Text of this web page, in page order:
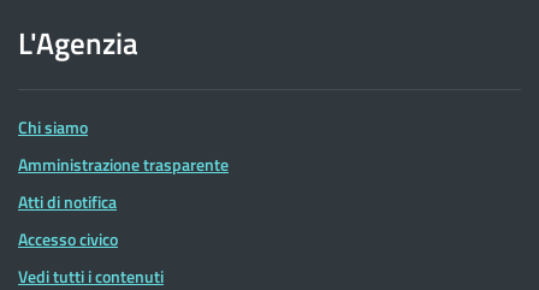
dell'Agenzia
delle
Entrate
L'Agenzia
Chi siamo
Amministrazione trasparente
Atti di notifica
Accesso civico
Vedi tutti i contenuti